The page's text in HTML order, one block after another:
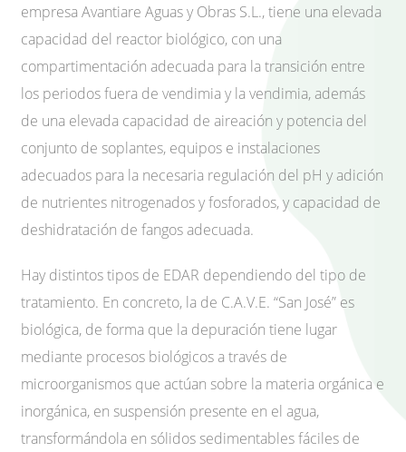
empresa Avantiare Aguas y Obras S.L., tiene una elevada
capacidad del reactor biológico, con una
compartimentación adecuada para la transición entre
los periodos fuera de vendimia y la vendimia, además
de una elevada capacidad de aireación y potencia del
conjunto de soplantes, equipos e instalaciones
adecuados para la necesaria regulación del pH y adición
de nutrientes nitrogenados y fosforados, y capacidad de
deshidratación de fangos adecuada.
Hay distintos tipos de EDAR dependiendo del tipo de
tratamiento. En concreto, la de C.A.V.E. “San José” es
biológica, de forma que la depuración tiene lugar
mediante procesos biológicos a través de
microorganismos que actúan sobre la materia orgánica e
inorgánica, en suspensión presente en el agua,
transformándola en sólidos sedimentables fáciles de